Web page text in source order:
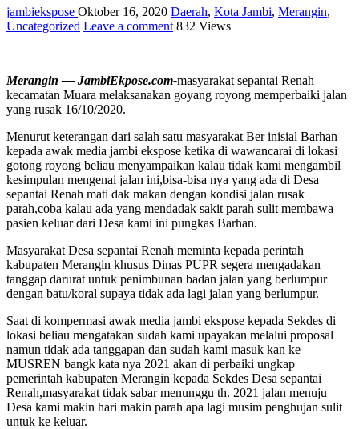
jambiekspose Oktober 16, 2020 Daerah, Kota Jambi, Merangin,
Uncategorized Leave a comment 832 Views
Merangin — JambiEkpose.com-masyarakat sepantai Renah
kecamatan Muara melaksanakan goyang royong memperbaiki jalan
yang rusak 16/10/2020.
Menurut keterangan dari salah satu masyarakat Ber inisial Barhan
kepada awak media jambi ekspose ketika di wawancarai di lokasi
gotong royong beliau menyampaikan kalau tidak kami mengambil
kesimpulan mengenai jalan ini,bisa-bisa nya yang ada di Desa
sepantai Renah mati dak makan dengan kondisi jalan rusak
parah,coba kalau ada yang mendadak sakit parah sulit membawa
pasien keluar dari Desa kami ini pungkas Barhan.
Masyarakat Desa sepantai Renah meminta kepada perintah
kabupaten Merangin khusus Dinas PUPR segera mengadakan
tanggap darurat untuk penimbunan badan jalan yang berlumpur
dengan batu/koral supaya tidak ada lagi jalan yang berlumpur.
Saat di kompermasi awak media jambi ekspose kepada Sekdes di
lokasi beliau mengatakan sudah kami upayakan melalui proposal
namun tidak ada tanggapan dan sudah kami masuk kan ke
MUSREN bangk kata nya 2021 akan di perbaiki ungkap
pemerintah kabupaten Merangin kepada Sekdes Desa sepantai
Renah,masyarakat tidak sabar menunggu th. 2021 jalan menuju
Desa kami makin hari makin parah apa lagi musim penghujan sulit
untuk ke keluar.